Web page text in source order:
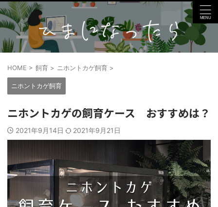
HOME > 飼育 > ニホントカゲ飼育 >
ニホントカゲ飼育
ニホントカゲの飼育ケース おすすめは？
2021年9月14日 2021年9月21日